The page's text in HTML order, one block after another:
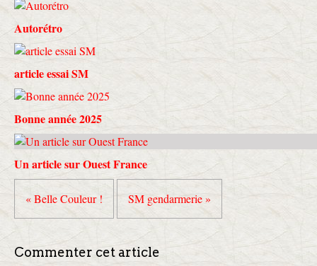
Autorétro
article essai SM
Bonne année 2025
Un article sur Ouest France
« Belle Couleur ! SM gendarmerie »
Commenter cet article